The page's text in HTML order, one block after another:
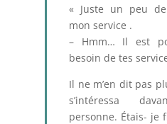
« Juste un peu
mon service .
– Hmm… Il est
besoin de tes
Il ne m’en dit pas
s’intéressa
personne. Étais- je